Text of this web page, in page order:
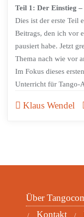
Teil 1: Der Einstieg
Dies ist der erste Teil
Beitrags, den ich vor
pausiert habe. Jetzt
Thema nach wie vor
Im Fokus dieses
Unterricht für Tango-
Klaus Wendel
Über
Kontakt